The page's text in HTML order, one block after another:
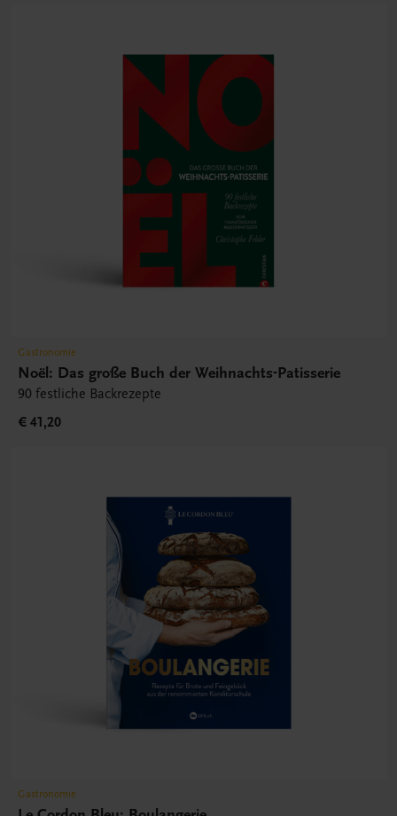
Gastronomie
Noël: Das große Buch der Weihnachts-Patisserie
90 festliche Backrezepte
€ 41,20
Gastronomie